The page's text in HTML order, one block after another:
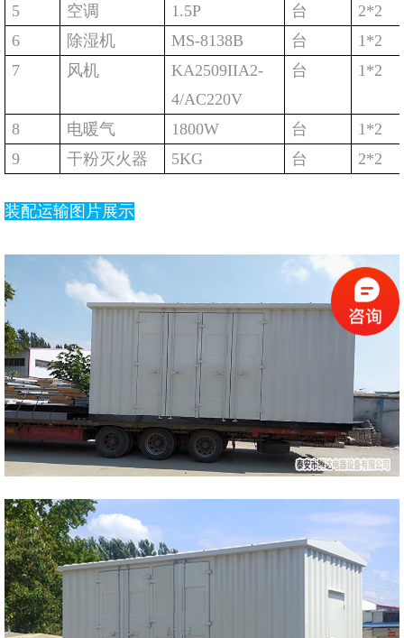
5
空调 1.5P 台
2*2
6
除湿机 MS-8138B 台
1*2
7
风机
KA2509IIA2-
4/AC220V
台 1*2
8 电暖气 1800W 台
1*2
9
干粉灭火器 5KG 台 2*2
装配运输图片展示